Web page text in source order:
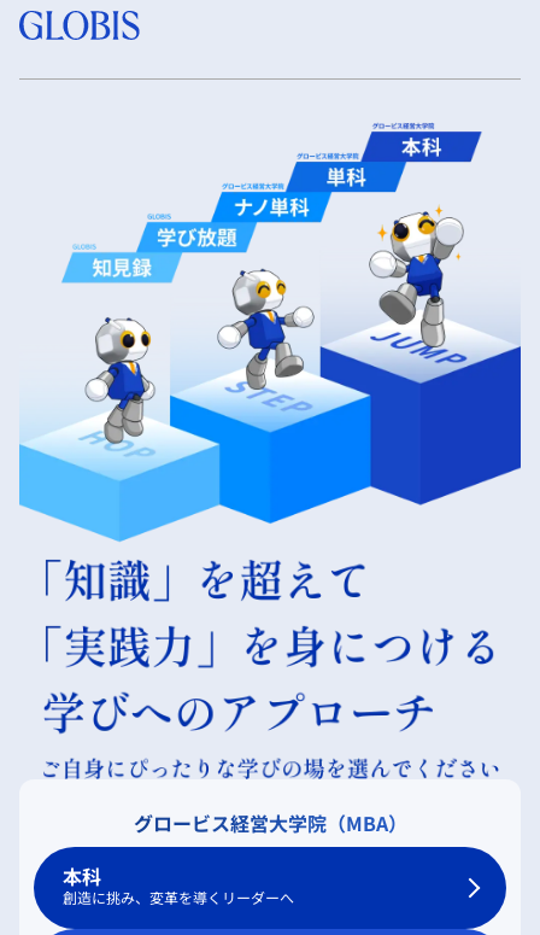
グロービス経営大学院（MBA）
本科
創造に挑み、変革を導くリーダーへ